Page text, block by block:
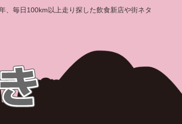
、毎日100km以上走り探した飲食新店や街ネタ